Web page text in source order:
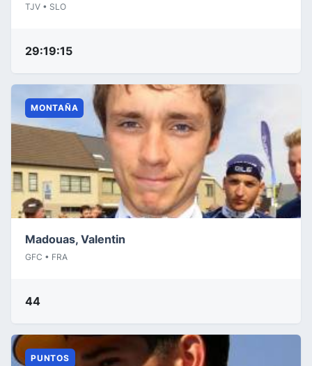
TJV • SLO
29:19:15
MONTAÑA
Madouas, Valentin
GFC • FRA
44
PUNTOS